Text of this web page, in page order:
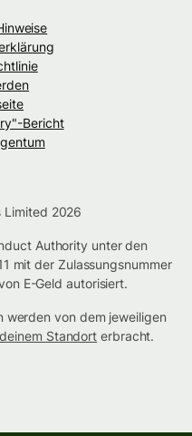
Bericht
Limited 2026
Authority unter den
mit der Zulassungsnummer
E-Geld autorisiert.
werden von dem jeweiligen
Standort erbracht.